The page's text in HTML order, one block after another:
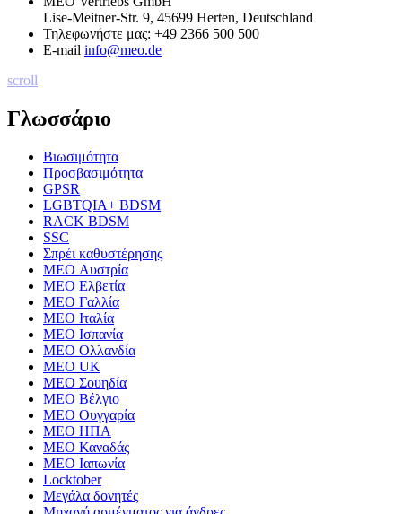
Lise-Meitner-Str. 9, 45699 Herten, Deutschland
Τηλεφωνήστε μας: +49 2366 500 500
E-mail info@meo.de
scroll
Γλωσσάριο
Βιωσιμότητα
Προσβασιμότητα
GPSR
LGBTQIA+ BDSM
RACK BDSM
SSC
Σπρέι καθυστέρησης
MEO Αυστρία
MEO Ελβετία
MEO Γαλλία
MEO Ιταλία
MEO Ισπανία
MEO Ολλανδία
MEO UK
MEO Σουηδία
MEO Βέλγιο
MEO Ουγγαρία
MEO ΗΠΑ
MEO Καναδάς
MEO Ιαπωνία
Locktober
Μεγάλα δονητές